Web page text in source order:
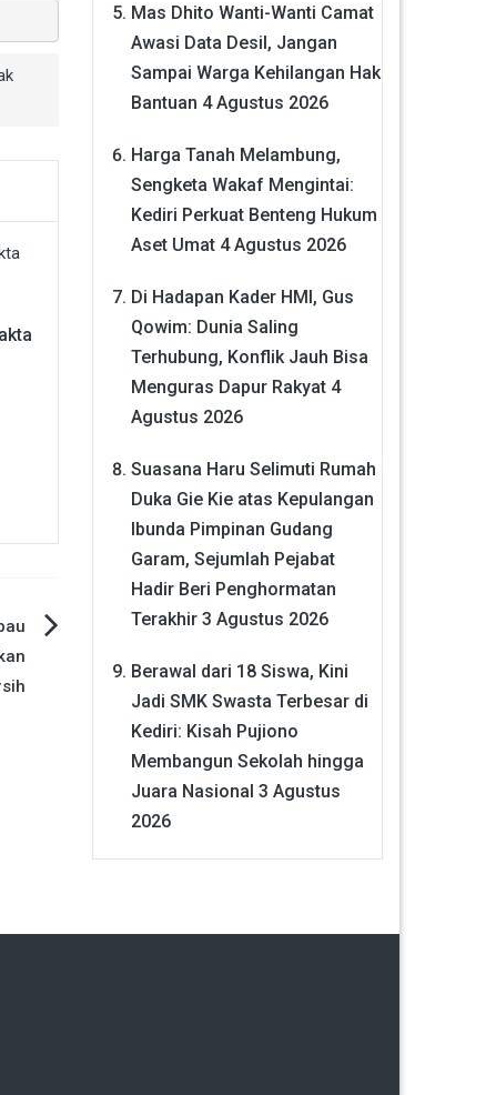
Mas Dhito Wanti-Wanti Camat
Awasi Data Desil, Jangan
Sampai Warga Kehilangan Hak
Bantuan 4 Agustus 2026
Harga Tanah Melambung,
Sengketa Wakaf Mengintai:
Kediri Perkuat Benteng Hukum
Aset Umat 4 Agustus 2026
Di Hadapan Kader HMI, Gus
Qowim: Dunia Saling
Terhubung, Konflik Jauh Bisa
Menguras Dapur Rakyat 4
Agustus 2026
Suasana Haru Selimuti Rumah
Duka Gie Kie atas Kepulangan
Ibunda Pimpinan Gudang
Garam, Sejumlah Pejabat
Hadir Beri Penghormatan
Terakhir 3 Agustus 2026
Berawal dari 18 Siswa, Kini
Jadi SMK Swasta Terbesar di
Kediri: Kisah Pujiono
Membangun Sekolah hingga
Juara Nasional 3 Agustus
2026